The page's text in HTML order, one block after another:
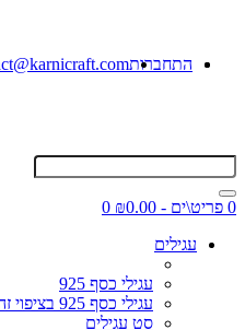
התחברות
0 פריט\ים - ₪0.00
0
עגילים
עגילי כסף 925
עגילי כסף 925 בציפוי זהב מיקרוני
סט עגילים